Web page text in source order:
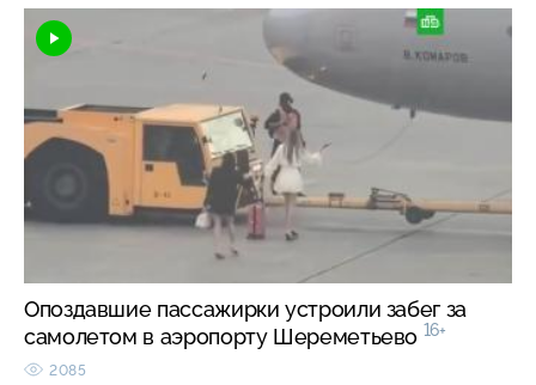
Опоздавшие пассажирки устроили забег за
самолетом в аэропорту Шереметьево 16+
2085